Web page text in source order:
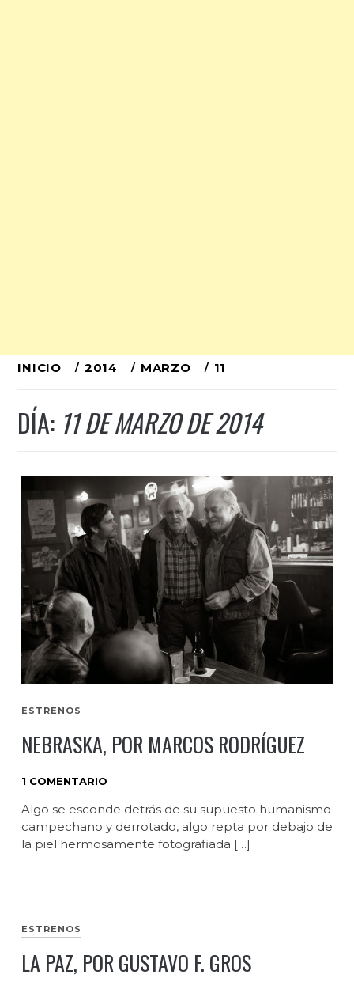
Ir
contenido
INICIO 2014 MARZO 11
DÍA: 11 DE MARZO DE 2014
ESTRENOS
NEBRASKA, POR MARCOS RODRÍGUEZ
1 COMENTARIO
Algo se esconde detrás de su supuesto humanismo
campechano y derrotado, algo repta por debajo de
la piel hermosamente fotografiada […]
ESTRENOS
LA PAZ, POR GUSTAVO F. GROS